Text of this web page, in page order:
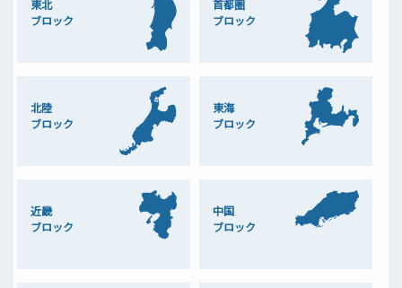
東北
ブロック
首都圏
ブロック
北陸
ブロック
東海
ブロック
近畿
ブロック
中国
ブロック